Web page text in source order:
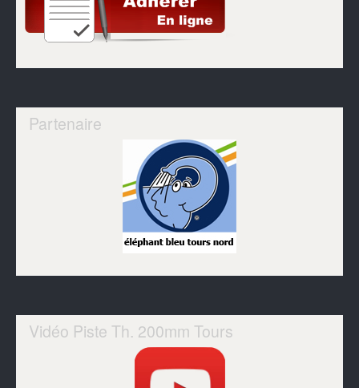
Partenaire
Vidéo Piste Th. 200mm Tours